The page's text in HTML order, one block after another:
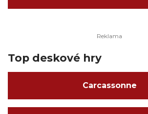
Top deskové hry
Carcassonne